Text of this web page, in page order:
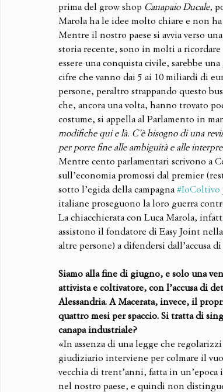
prima del grow shop Canapaio Ducale,
Marola ha le idee molto chiare e non
Mentre il nostro paese si avvia verso
storia recente, sono in molti a
essere una conquista civile, sarebbe
cifre che vanno dai 5 ai 10 miliardi di
persone, peraltro strappando questo
che, ancora una volta, hanno trovato
costume, si appella al Parlamento in
modifiche qui e là. C’è bisogno di una
per porre fine alle ambiguità e alle
Mentre cento parlamentari scrivono a
sull’economia promossi dal premier
sotto l’egida della campagna #IoColtivo
italiane proseguono la loro guerra
La chiacchierata con Luca Marola,
assistono il fondatore di Easy Joint
altre persone) a difendersi dall’accusa
Siamo alla fine di giugno, e solo una
attivista e coltivatore, con l’accusa di
Alessandria. A Macerata, invece, il
quattro mesi per spaccio. Si tratta di
canapa industriale?
«In assenza di una legge che
giudiziario interviene per colmare il
vecchia di trent’anni, fatta in
nel nostro paese, e quindi non